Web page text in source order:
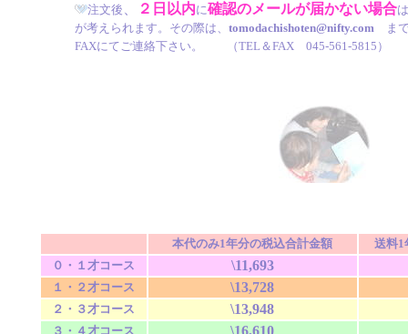
注文後 ２日以内に確認のメールが届かない場合
が考えられます。その際は、 tomodachishoten@nifty.comまで
FAXにてご連絡下さい。 （TEL＆FAX 045-561-5815）
本代のみ1年分の税込合計金額
送料1
０・１才コース
\11,693
１・２才コース \13,728
２・３才コース \13,948
３・４才コース \16,610